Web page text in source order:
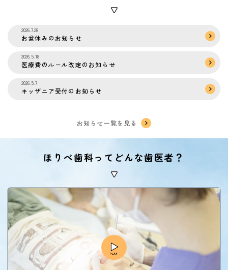
2026.7.28
お盆休みのお知らせ
2026.5.18
医療費のルール改定のお知らせ
2026.5.7
キッザニア受付のお知らせ
お知らせ一覧を見る
ほりべ歯科ってどんな歯医者？